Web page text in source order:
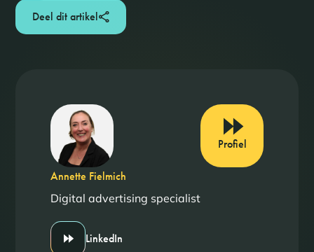
Deel dit artikel
Annette Fielmich
Digital advertising specialist
LinkedIn
Profiel